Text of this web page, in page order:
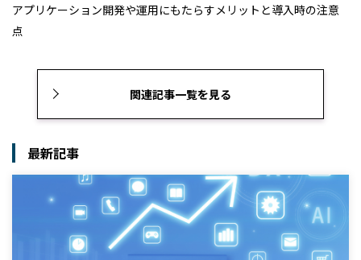
アプリケーション開発や運用にもたらすメリットと導入時の注意
点
関連記事一覧を見る
最新記事